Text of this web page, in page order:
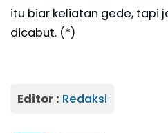
itu biar keliatan gede, tapi
dicabut. (*)
Editor : Redaksi